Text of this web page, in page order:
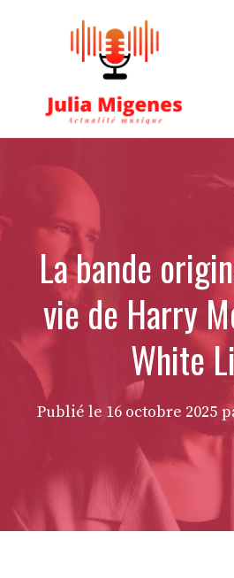
La bande
vie de Harry
White
Publié le 16 octobre 2025